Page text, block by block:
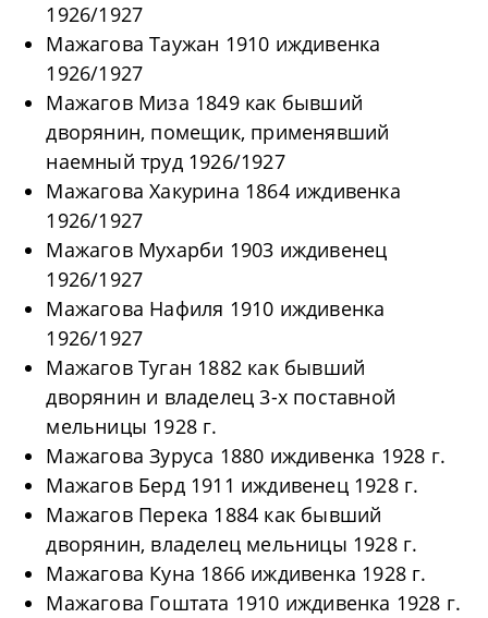
1926/1927
Мажагова Таужан 1910 иждивенка
1926/1927
Мажагов Миза 1849 как бывший
дворянин, помещик, применявший
наемный труд 1926/1927
Мажагова Хакурина 1864 иждивенка
1926/1927
Мажагов Мухарби 1903 иждивенец
1926/1927
Мажагова Нафиля 1910 иждивенка
1926/1927
Мажагов Туган 1882 как бывший
дворянин и владелец 3-х поставной
мельницы 1928 г.
Мажагова Зуруса 1880 иждивенка 1928 г.
Мажагов Берд 1911 иждивенец 1928 г.
Мажагов Перека 1884 как бывший
дворянин, владелец мельницы 1928 г.
Мажагова Куна 1866 иждивенка 1928 г.
Мажагова Гоштата 1910 иждивенка 1928 г.